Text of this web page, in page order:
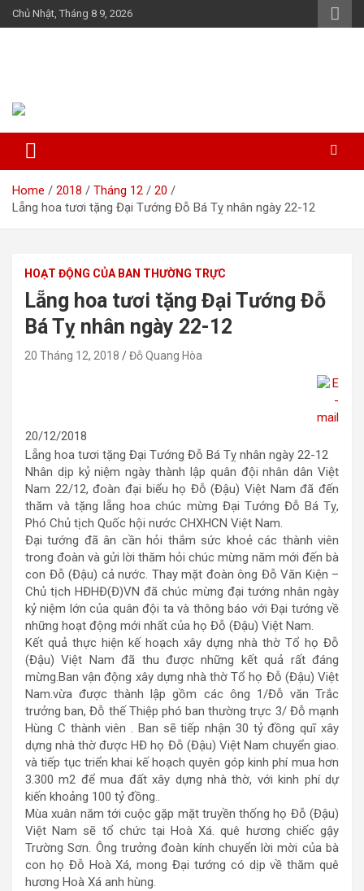
Skip
to
Chủ Nhật, Tháng 8 9, 2026
Home 2018 Tháng 12
20
Lẵng hoa tươi tặng Đại Tướng Đỗ Bá Tỵ nhân ngày 22-12
HOẠT ĐỘNG CỦA BAN THƯỜNG TRỰC
Lẵng hoa tươi tặng Đại Tướng Đỗ
Bá Tỵ nhân ngày 22-12
20 Tháng 12, 2018 Đỗ Quang Hòa
20/12/2018
Lẵng hoa tươi tặng Đại Tướng Đỗ Bá Tỵ nhân ngày 22-12
Nhân dịp kỷ niệm ngày thành lập quân đội nhân dân Việt
Nam 22/12, đoàn đại biểu họ Đỗ (Đậu) Việt Nam đã đến
thăm và tặng lẵng hoa chúc mừng Đại Tướng Đỗ Bá Tỵ,
Phó Chủ tịch Quốc hội nước CHXHCN Việt Nam.
Đại tướng đã ân cần hỏi thắm sức khoẻ các thành viên
trong đoàn và gửi lời thăm hỏi chúc mừng năm mới đến bà
con Đỗ (Đậu) cả nước. Thay mặt đoàn ông Đỗ Văn Kiện –
Chủ tịch HĐHĐ(Đ)VN đã chúc mừng đại tướng nhân ngày
kỷ niệm lớn của quân đội ta và thông báo với Đại tướng về
những hoạt động mới nhất của họ Đỗ (Đậu) Việt Nam.
Kết quả thực hiện kế hoạch xây dựng nhà thờ Tổ họ Đỗ
(Đậu) Việt Nam đã thu được những kết quả rất đáng
mừng.Ban vận động xây dựng nhà thờ Tổ họ Đỗ (Đậu) Việt
Nam.vừa được thành lập gồm các ông 1/Đỗ văn Trắc
trưởng ban, Đỗ thế Thiệp phó ban thường trực 3/ Đỗ mạnh
Hùng C thành viên . Ban sẽ tiếp nhận 30 tỷ đồng quĩ xây
dựng nhà thờ được HĐ họ Đỗ (Đậu) Việt Nam chuyển giao.
và tiếp tục triển khai kế hoạch quyên góp kinh phí mua hơn
3.300 m2 để mua đất xây dựng nhà thờ, với kinh phí dự
kiến khoảng 100 tỷ đồng..
Mùa xuân năm tới cuộc gặp mặt truyền thống họ Đỗ (Đậu)
Việt Nam sẽ tổ chức tại Hoà Xá. quê hương chiếc gậy
Trường Sơn. Ông trưởng đoàn kính chuyển lời mời của bà
con họ Đỗ Hoà Xá, mong Đại tướng có dịp về thăm quê
hương Hoà Xá anh hùng.